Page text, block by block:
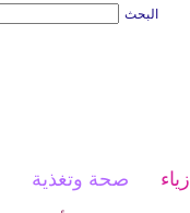
البحث
أزياء صحة وتغذية